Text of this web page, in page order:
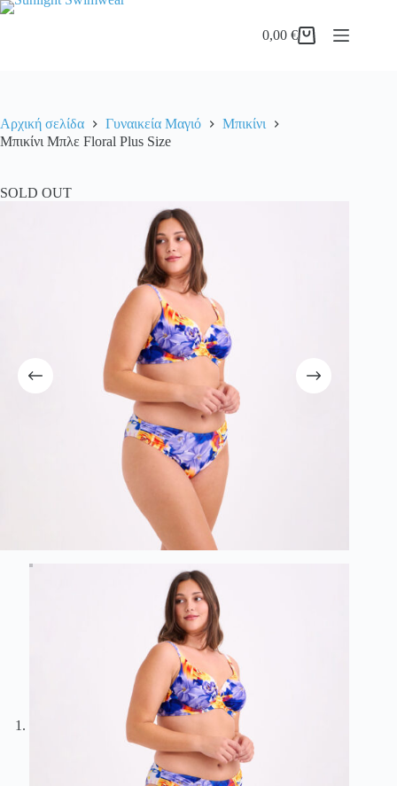
Μετάβαση
Καλάθι
0,00€
Αρχική σελίδα Γυναικεία Μαγιό
Μπικίνι
Μπικίνι Μπλε Floral Plus Size
SOLD OUT